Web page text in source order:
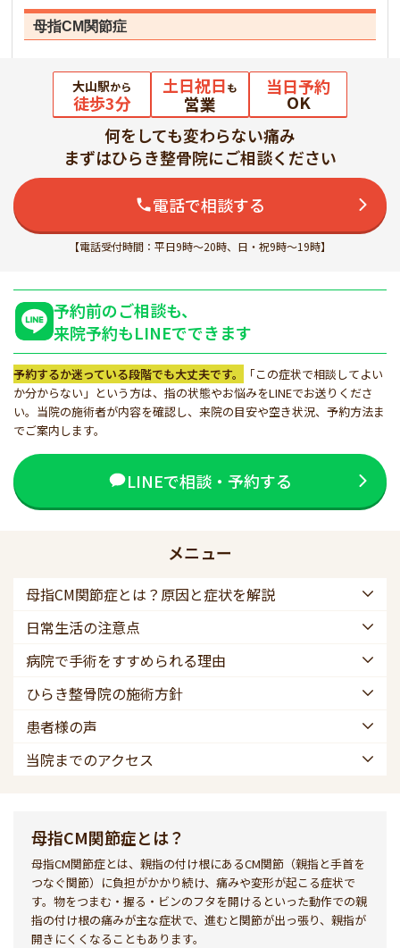
母指CM関節症
大山駅から
徒歩3分
土日祝日も
営業
当日予約
OK
何をしても変わらない痛み
まずはひらき整骨院にご相談ください
電話で相談する
【電話受付時間：平日9時～20時、日・祝9時～19時】
予約前のご相談も、
来院予約もLINEでできます
予約するか迷っている段階でも大丈夫です。
「この症状で相談してよい
か分からない」という方は、指の状態やお悩みをLINEでお送りくださ
い。当院の施術者が内容を確認し、来院の目安や空き状況、予約方法ま
でご案内します。
LINEで相談・予約する
メニュー
母指CM関節症とは？原因と症状を解説
日常生活の注意点
病院で手術をすすめられる理由
ひらき整骨院の施術方針
患者様の声
当院までのアクセス
母指CM関節症とは？
母指CM関節症とは、親指の付け根にあるCM関節（親指と手首を
つなぐ関節）に負担がかかり続け、痛みや変形が起こる症状で
す。物をつまむ・握る・ビンのフタを開けるといった動作での親
指の付け根の痛みが主な症状で、進むと関節が出っ張り、親指が
開きにくくなることもあります。